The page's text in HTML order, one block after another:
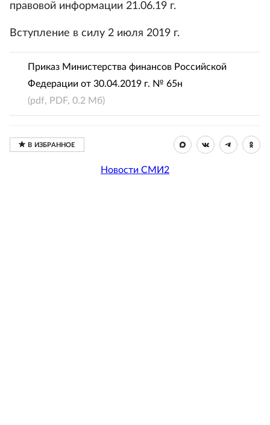
правовой информации 21.06.19 г.
Вступление в силу 2 июля 2019 г.
Приказ Министерства финансов Российской
Федерации от 30.04.2019 г. № 65н
(pdf, PDF, 0.2 Мб)
Новости СМИ2